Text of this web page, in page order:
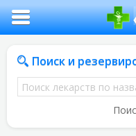
Поиск и
Поиск
лекарств
названию